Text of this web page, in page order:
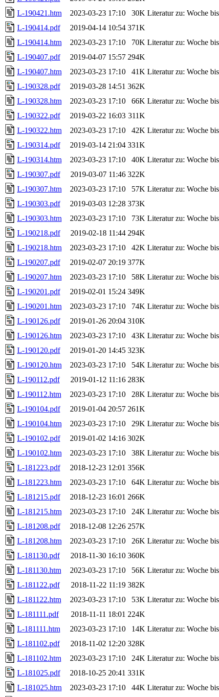
L-190421.htm
2023-03-23 17:10 30K Literatur zu: Woche
L-190414.pdf
2019-04-14 10:54 371K
L-190414.htm
2023-03-23 17:10 70K Literatur zu: Woche
L-190407.pdf
2019-04-07 15:57 294K
L-190407.htm
2023-03-23 17:10 41K Literatur zu: Woche
L-190328.pdf
2019-03-28 14:51 362K
L-190328.htm
2023-03-23 17:10 66K Literatur zu: Woche
L-190322.pdf
2019-03-22 16:03 311K
L-190322.htm
2023-03-23 17:10 42K Literatur zu: Woche
L-190314.pdf
2019-03-14 21:04 331K
L-190314.htm
2023-03-23 17:10 40K Literatur zu: Woche
L-190307.pdf
2019-03-07 11:46 322K
L-190307.htm
2023-03-23 17:10 57K Literatur zu: Woche
L-190303.pdf
2019-03-03 12:28 373K
L-190303.htm
2023-03-23 17:10 73K Literatur zu: Woche
L-190218.pdf
2019-02-18 11:44 294K
L-190218.htm
2023-03-23 17:10 42K Literatur zu: Woche
L-190207.pdf
2019-02-07 20:19 377K
L-190207.htm
2023-03-23 17:10 58K Literatur zu: Woche
L-190201.pdf
2019-02-01 15:24 349K
L-190201.htm
2023-03-23 17:10 74K Literatur zu: Woche
L-190126.pdf
2019-01-26 20:04 310K
L-190126.htm
2023-03-23 17:10 43K Literatur zu: Woche
L-190120.pdf
2019-01-20 14:45 323K
L-190120.htm
2023-03-23 17:10 54K Literatur zu: Woche
L-190112.pdf
2019-01-12 11:16 283K
L-190112.htm
2023-03-23 17:10 28K Literatur zu: Woche
L-190104.pdf
2019-01-04 20:57 261K
L-190104.htm
2023-03-23 17:10 29K Literatur zu: Woche
L-190102.pdf
2019-01-02 14:16 302K
L-190102.htm
2023-03-23 17:10 38K Literatur zu: Woche
L-181223.pdf
2018-12-23 12:01 356K
L-181223.htm
2023-03-23 17:10 64K Literatur zu: Woche
L-181215.pdf
2018-12-23 16:01 266K
L-181215.htm
2023-03-23 17:10 24K Literatur zu: Woche
L-181208.pdf
2018-12-08 12:26 257K
L-181208.htm
2023-03-23 17:10 26K Literatur zu: Woche
L-181130.pdf
2018-11-30 16:10 360K
L-181130.htm
2023-03-23 17:10 56K Literatur zu: Woche
L-181122.pdf
2018-11-22 11:19 382K
L-181122.htm
2023-03-23 17:10 53K Literatur zu: Woche
L-181111.pdf
2018-11-11 18:01 224K
L-181111.htm
2023-03-23 17:10 14K Literatur zu: Woche
L-181102.pdf
2018-11-02 12:20 328K
L-181102.htm
2023-03-23 17:10 24K Literatur zu: Woche
L-181025.pdf
2018-10-25 20:41 331K
L-181025.htm
2023-03-23 17:10 44K Literatur zu: Woche